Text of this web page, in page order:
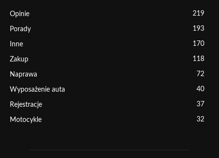
Opinie 219
Porady 193
Inne 170
Zakup 118
Naprawa 72
Wyposażenie auta 40
Rejestracje 37
Motocykle 32